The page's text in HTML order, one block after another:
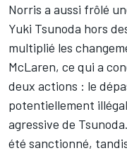
Norris a aussi frôlé
Yuki Tsunoda hors
multiplié les
McLaren, ce qui a
deux actions : le
potentiellement
agressive de
été sanctionné,